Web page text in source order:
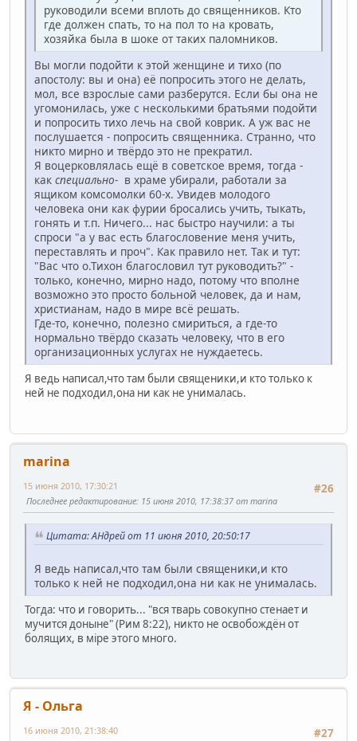
руководили всеми вплоть до священников. Кто
где должен спать, то на пол то на кровать,
хозяйка была в шоке от таких паломников.
Вы могли подойти к этой женщине и тихо (по
апостолу: вы и она) её попросить этого не делать,
мол, все взрослые сами разберутся. Если бы она не
угомонилась, уже с несколькими братьями подойти
и попросить тихо лечь на свой коврик. А уж вас не
послушается - попросить священника. Странно, что
никто мирно и твёрдо это не прекратил.
Я воцерковлялась ещё в советское время, тогда -
как специально- в храме убирали, работали за
ящиком комсомолки 60-х. Увидев молодого
человека они как фурии бросались учить, тыкать,
гонять и т.п. Ничего... нас быстро научили: а ты
спроси "а у вас есть благословение меня учить,
переставлять и проч". Как правило нет. Так и тут:
"Вас что о.Тихон благословил тут руководить?" -
только, конечно, мирно надо, потому что вполне
возможно это просто больной человек, да и нам,
христианам, надо в мире всё решать.
Где-то, конечно, полезно смириться, а где-то
нормально твёрдо сказать человеку, что в его
организационных услугах не нуждаетесь.
Я ведь написал,что там были священики,и кто только к
ней не подходил,она ни как не унималась.
marina
#26
15 июня 2010, 17:30:21
Последнее редактирование: 15 июня 2010, 17:38:37 от marina
Цитата: АHдрей от 11 июня 2010, 20:50:17
Я ведь написал,что там были священики,и кто
только к ней не подходил,она ни как не унималась.
Тогда: что и говорить... "вся тварь совокупно стенает и
мучится доныне" (Рим 8:22), никто не освобождён от
болящих, в мiре этого много.
Я - Ольга
#27
16 июня 2010, 21:38:40